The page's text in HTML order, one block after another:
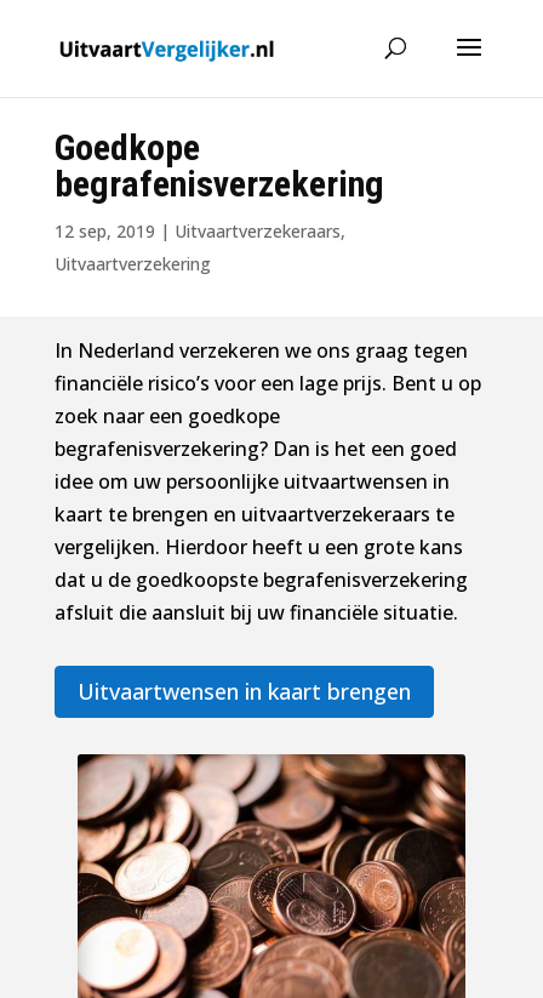
Goedkope
begrafenisverzekering
12 sep, 2019 | Uitvaartverzekeraars,
Uitvaartverzekering
In Nederland verzekeren we ons graag tegen
financiële risico’s voor een lage prijs. Bent u op
zoek naar een goedkope
begrafenisverzekering? Dan is het een goed
idee om uw persoonlijke uitvaartwensen in
kaart te brengen en uitvaartverzekeraars te
vergelijken. Hierdoor heeft u een grote kans
dat u de goedkoopste begrafenisverzekering
afsluit die aansluit bij uw financiële situatie.
Uitvaartwensen in kaart brengen